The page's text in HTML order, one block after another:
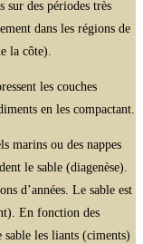
sur des périodes très
dans les régions de
la côte).
les couches
en les compactant.
marins ou des nappes
le sable (diagenèse).
d’années. Le sable est
En fonction des
sable les liants (ciments)